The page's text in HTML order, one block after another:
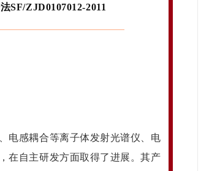
SF/ZJD0107012-2011
电感耦合等离子体发射光谱仪、电
在自主研发方面取得了进展。其产